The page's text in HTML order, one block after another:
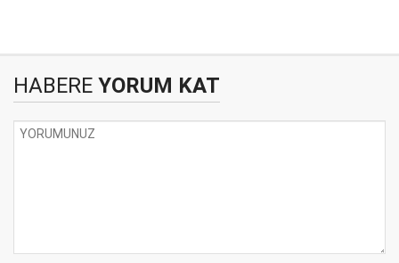
HABERE YORUM KAT